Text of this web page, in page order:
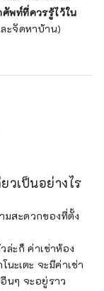
พท์ที่ควรรู้ไว้ใน
ะจัดหาบ้าน)
วเป็นอย่างไร
มสะดวกของที่ตั้ง
ล่ะก็ ค่าเช่าห้อง
ะเตะ จะมีค่าเช่า
นๆ จะอยู่ราว